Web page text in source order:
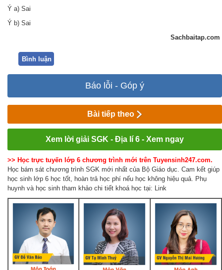
Ý a) Sai
Ý b) Sai
Sachbaitap.com
Bình luận
Báo lỗi - Góp ý
Bài tiếp theo
Xem lời giải SGK - Địa lí 6 - Xem ngay
>> Học trực tuyến lớp 6 chương trình mới trên Tuyensinh247.com.
Học bám sát chương trình SGK mới nhất của Bộ Giáo dục. Cam kết giúp
học sinh lớp 6 học tốt, hoàn trả học phí nếu học không hiệu quả. Phụ
huynh và học sinh tham khảo chi tiết khoá học tại: Link